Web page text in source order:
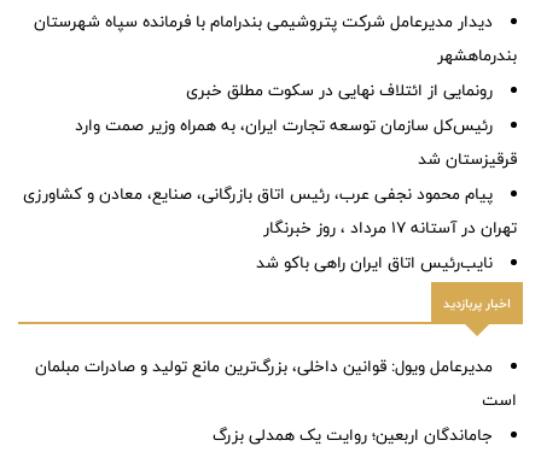
دیدار مدیرعامل شرکت پتروشیمی بندرامام با فرمانده سپاه شهرستان
بندرماهشهر
رونمایی از ائتلاف‌ نهایی در سکوت مطلق خبری
رئیس‌کل سازمان توسعه تجارت ایران، به همراه وزیر صمت وارد
قرقیزستان شد
پیام محمود نجفی عرب، رئیس اتاق بازرگانی، صنایع، معادن و کشاورزی
تهران در آستانه 17 مرداد ، روز خبرنگار
نایب‌رئیس اتاق ایران راهی باکو شد
اخبار پربازدید
مدیرعامل ویول: قوانین داخلی، بزرگ‌ترین مانع تولید و صادرات مبلمان
است
جاماندگان اربعین؛ روایت یک همدلی بزرگ